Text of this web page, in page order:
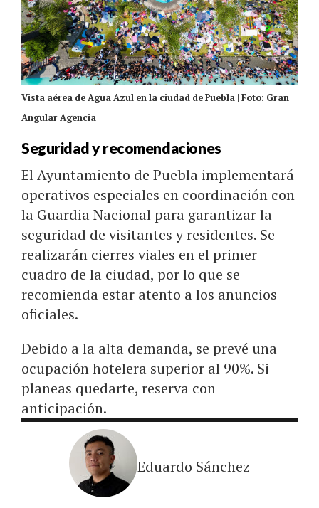
Vista aérea de Agua Azul en la ciudad de Puebla | Foto: Gran
Angular Agencia
Seguridad y recomendaciones
El Ayuntamiento de Puebla implementará
operativos especiales en coordinación con
la Guardia Nacional para garantizar la
seguridad de visitantes y residentes. Se
realizarán cierres viales en el primer
cuadro de la ciudad, por lo que se
recomienda estar atento a los anuncios
oficiales.
Debido a la alta demanda, se prevé una
ocupación hotelera superior al 90%. Si
planeas quedarte, reserva con
anticipación.
Eduardo Sánchez